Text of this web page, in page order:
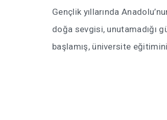
Gençlik yıllarında
doğa sevgisi, unutamadığı
başlamış, üniversite